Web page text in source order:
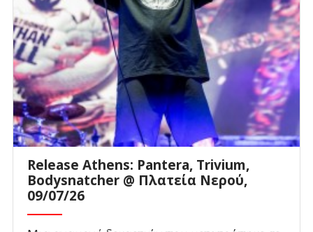
Release Athens: Pantera, Trivium,
Bodysnatcher @ Πλατεία Νερού,
09/07/26